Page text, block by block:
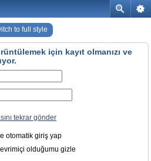
to full style
için kayıt olmanızı ve
tekrar gönder
otomatik giriş yap
olduğumu gizle